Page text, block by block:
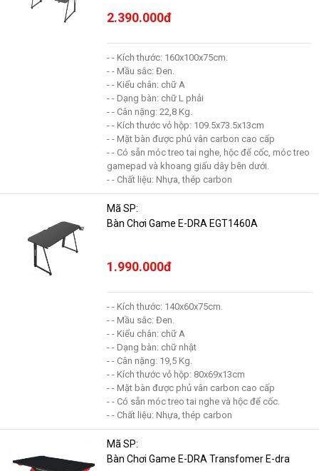
2.390.000đ
- - Kích thước: 160x100x75cm.
- - Mầu sắc: Đen.
- - Kiểu chân: chữ A
- - Dạng bàn: chữ L phải
- - Cân nặng: 22,8 Kg.
- - Kích thước vỏ hộp: 109.5x73.5x13cm
- - Mặt bàn được phủ vân carbon cao cấp
- - Có sẵn móc treo tai nghe, hộc để cốc, móc treo
gamepad và khoang giấu dây bên dưới.
- - Chất liệu: Nhựa, thép carbon
Mã SP:
Bàn Chơi Game E-DRA EGT1460A
1.990.000đ
- - Kích thước: 140x60x75cm.
- - Mầu sắc: Đen.
- - Kiểu chân: chữ A
- - Dạng bàn: chữ nhật
- - Cân nặng: 19,5 Kg.
- - Kích thước vỏ hộp: 80x69x13cm
- - Mặt bàn được phủ vân carbon cao cấp
- - Có sẵn móc treo tai nghe và hộc để cốc.
- - Chất liệu: Nhựa, thép carbon
Mã SP:
Bàn Chơi Game E-DRA Transfomer E-dra